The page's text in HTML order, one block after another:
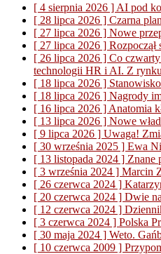
[ 4 sierpnia 2026 ] AI pod
[ 28 lipca 2026 ] Czarna
[ 27 lipca 2026 ] Nowe
[ 27 lipca 2026 ]
[ 26 lipca 2026 ] Co
technologii HR i AI. Z
[ 18 lipca 2026 ]
[ 18 lipca 2026 ] Nagrody
[ 16 lipca 2026 ] Anatomia
[ 13 lipca 2026 ] Nowe
[ 9 lipca 2026 ] Uwaga!
[ 30 września 2025 ] Ewa
[ 13 listopada 2024 ] Znane
[ 3 września 2024 ] Marcin
[ 26 czerwca 2024 ]
[ 20 czerwca 2024 ] Dwie
[ 12 czerwca 2024 ]
[ 3 czerwca 2024 ] Polska
[ 30 maja 2024 ] Weto.
[ 10 czerwca 2009 ]